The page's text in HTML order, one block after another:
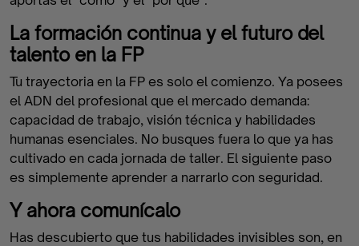
La formación continua y el futuro del
talento en la FP
Tu trayectoria en la FP es solo el comienzo. Ya posees
el ADN del profesional que el mercado demanda:
capacidad de trabajo, visión técnica y habilidades
humanas esenciales. No busques fuera lo que ya has
cultivado en cada jornada de taller. El siguiente paso
es simplemente aprender a narrarlo con seguridad.
Y ahora comunícalo
Has descubierto que tus habilidades invisibles son, en